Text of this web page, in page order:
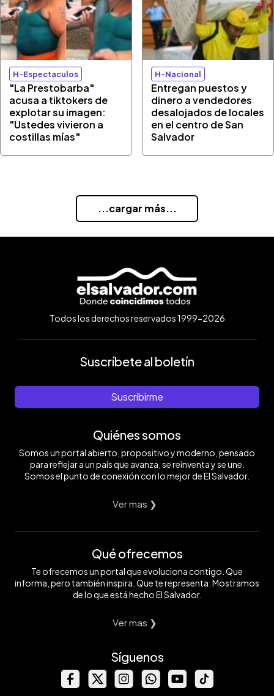
H-Espectaculos
"La Prestobarba"
acusa a tiktokers de
explotar su imagen:
"Ustedes vivieron a
costillas mías"
H-Nacional
Entregan puestos y
dinero a vendedores
desalojados de locales
en el centro de San
Salvador
...cargar más...
Todos los derechos reservados 1999-2026
Suscríbete al boletín
Suscribirme
Quiénes somos
Somos un portal abierto, propositivo y moderno, pensado
para reflejar a un país que avanza, se reinventa y se une.
Somos el punto de conexión con lo mejor de El Salvador.
Ver mas ❯
Qué ofrecemos
Te ofrecemos un portal que evoluciona contigo. Que
informa, pero también inspira. Que te representa. Mostramos
de lo que está hecho El Salvador.
Ver mas ❯
Síguenos